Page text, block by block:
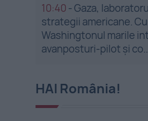
10:40 -Gaza,
strategii americane.
Washingtonul marile
avanposturi-pilot și
HAI România!